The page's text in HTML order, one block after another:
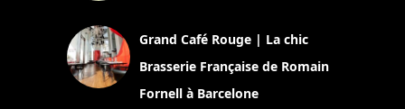
Grand Café Rouge | La chic
Brasserie Française de Romain
Fornell à Barcelone